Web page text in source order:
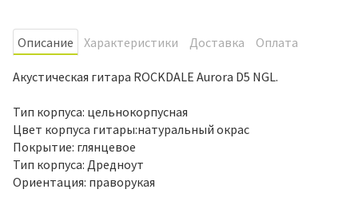
Oписание Характеристики Доставка Оплата
Акустическая гитара ROCKDALE Aurora D5 NGL.
Тип корпуса: цельнокорпусная
Цвет корпуса гитары:натуральный окрас
Покрытие: глянцевое
Тип корпуса: Дредноут
Ориентация: праворукая